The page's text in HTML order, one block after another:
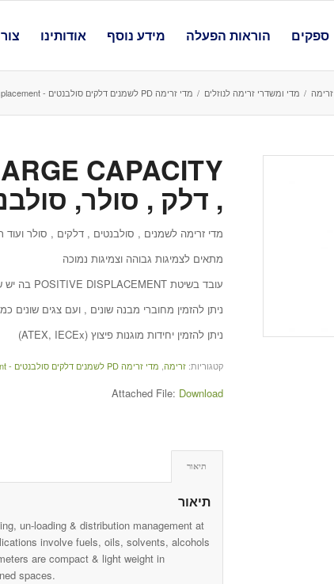
ספקים הוראות הפעלה מידע נוסף אודותינו
זרימה / מדי ומשדרי זרימה לנוזלים / מדי זרימה PD לשמנים דלקים סולבנטים - positive displacement
, דלק , סולר,
מדי זרימה לשמנים , סולבנטים , דלקים , סולר ועוד
מתאים לצמיגות גבוהה וצמיגות נמוכה
עובד בשיטת POSITIVE DISPLACEMENT בה יש שני גלגלים אובליים המסתובבים זה כנגד זה בהתאם לזרימה
ניתן להזמין מחוברי מבנה שונים , ועם צגים שונים
ניתן להזמין יחידות מוגנות פיצוץ (ATEX, IECEx)
קטגוריות:זרימה, מדי זרימה PD לשמנים דלקים סולבנטים - positive displacement
Attached File: Download
תיאור
תיאור
un-loading & distribution management at
involve fuels, oils, solvents, alcohols
are compact & light weight in
spaces.